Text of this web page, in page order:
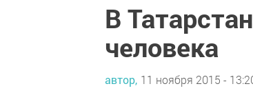
В
человека
автор, 11 ноября 2015 -